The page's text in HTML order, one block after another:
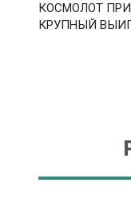
КОСМОЛОТ
КРУПНЫЙ